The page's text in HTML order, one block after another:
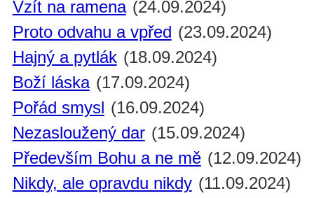
Vzít na ramena (24.09.2024)
Proto odvahu a vpřed (23.09.2024)
Hajný a pytlák (18.09.2024)
Boží láska (17.09.2024)
Pořád smysl (16.09.2024)
Nezasloužený dar (15.09.2024)
Především Bohu a ne mě (12.09.2024)
Nikdy, ale opravdu nikdy (11.09.2024)